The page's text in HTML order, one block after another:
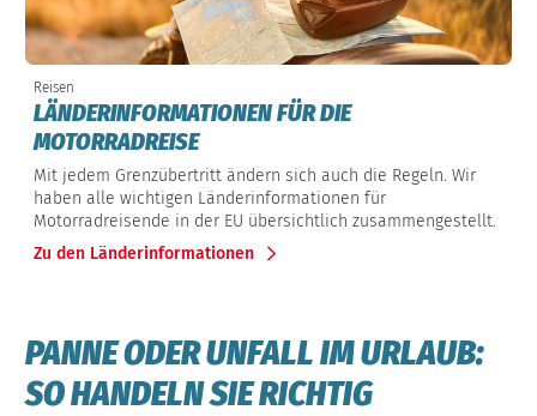
Reisen
LÄNDERINFORMATIONEN FÜR DIE
MOTORRADREISE
Mit jedem Grenzübertritt ändern sich auch die Regeln. Wir
haben alle wichtigen Länderinformationen für
Motorradreisende in der EU übersichtlich zusammengestellt.
Zu den Länderinformationen
PANNE ODER UNFALL IM URLAUB:
SO HANDELN SIE RICHTIG